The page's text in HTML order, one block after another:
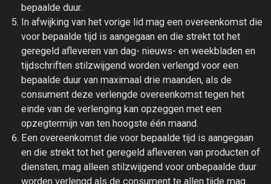
bepaalde duur.
In afwijking van het vorige lid mag een overeenkomst die
voor bepaalde tijd is aangegaan en die strekt tot het
geregeld afleveren van dag- nieuws- en weekbladen en
tijdschriften stilzwijgend worden verlengd voor een
bepaalde duur van maximaal drie maanden, als de
consument deze verlengde overeenkomst tegen het
einde van de verlenging kan opzeggen met een
opzegtermijn van ten hoogste één maand.
Een overeenkomst die voor bepaalde tijd is aangegaan
en die strekt tot het geregeld afleveren van producten of
diensten, mag alleen stilzwijgend voor onbepaalde duur
worden verlengd als de consument te allen tijde mag